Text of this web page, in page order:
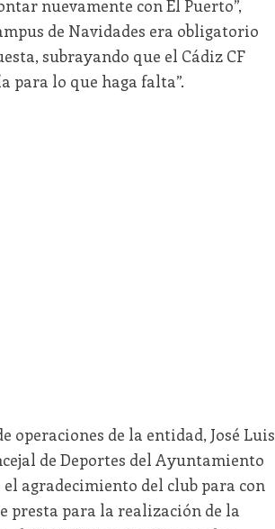
nuevamente con El Puerto”,
de Navidades era obligatorio
subrayando que el Cádiz CF
para lo que haga falta”.
operaciones de la entidad, José Luis
de Deportes del Ayuntamiento
el agradecimiento del club para con
presta para la realización de la